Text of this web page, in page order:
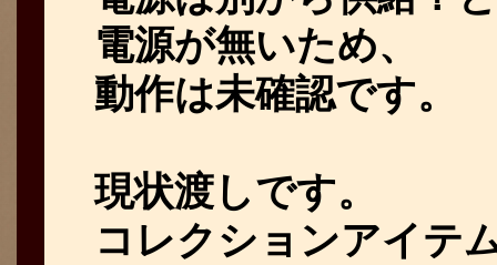
電源が無いため、
動作は未確認です。
現状渡しです。
コレクションアイテ